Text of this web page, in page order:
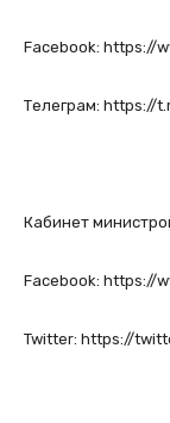
Facebook: https://
Телеграм: https://
Кабинет
Facebook: https://
Twitter: https://